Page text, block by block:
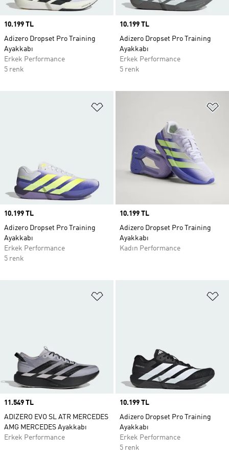
Price
10.199 TL
Adizero Dropset Pro Training
Ayakkabı
Erkek Performance
5 renk
Price
10.199 TL
Adizero Dropset Pro Training
Ayakkabı
Erkek Performance
5 renk
Price
10.199 TL
Adizero Dropset Pro Training
Ayakkabı
Erkek Performance
5 renk
Price
10.199 TL
Adizero Dropset Pro Training
Ayakkabı
Kadın Performance
Price
11.549 TL
ADIZERO EVO SL ATR MERCEDES
AMG MERCEDES Ayakkabı
Erkek Performance
Price
10.199 TL
Adizero Dropset Pro Training
Ayakkabı
Erkek Performance
5 renk